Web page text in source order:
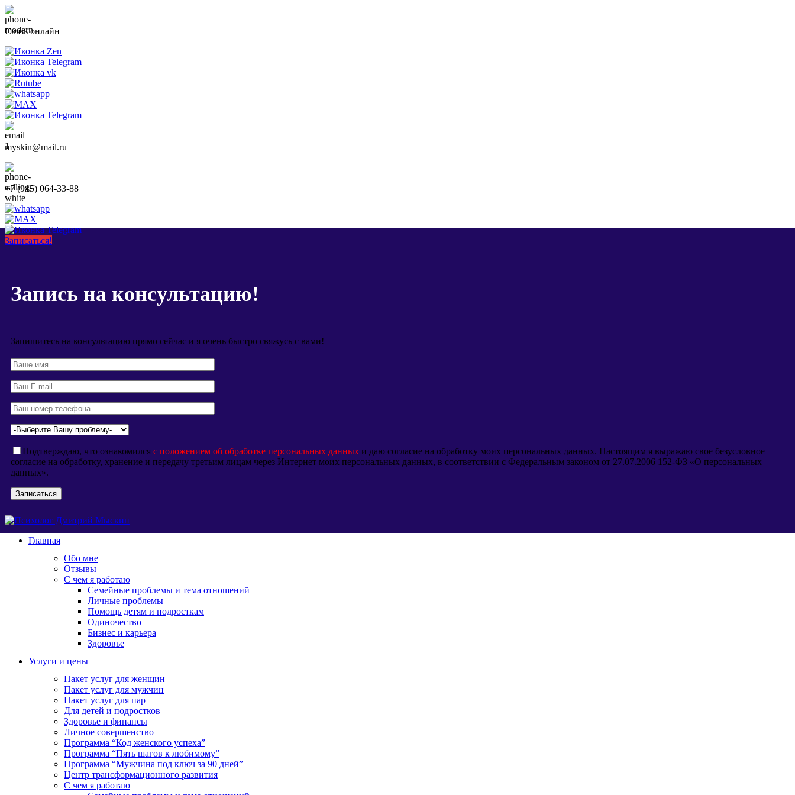
Связь онлайн
myskin@mail.ru
+7 (915) 064-33-88
Записаться!
Запись на консультацию!
Запишитесь на консультацию прямо сейчас и я очень быстро свяжусь с вами!
Подтверждаю, что ознакомился с положением об обработке персональных данных и даю согласие на обработку моих персональных данных. Настоящим я выражаю свое безусловное
согласие на обработку, хранение и передачу третьим лицам через Интернет моих персональных данных, в соответствии с Федеральным законом от 27.07.2006 152-ФЗ «О персональных
данных».
Главная
Обо мне
Отзывы
С чем я работаю
Семейные проблемы и тема отношений
Личные проблемы
Помощь детям и подросткам
Одиночество
Бизнес и карьера
Здоровье
Услуги и цены
Пакет услуг для женщин
Пакет услуг для мужчин
Пакет услуг для пар
Для детей и подростков
Здоровье и финансы
Личное совершенство
Программа “Код женского успеха”
Программа “Пять шагов к любимому”
Программа “Мужчина под ключ за 90 дней”
Центр трансформационного развития
С чем я работаю